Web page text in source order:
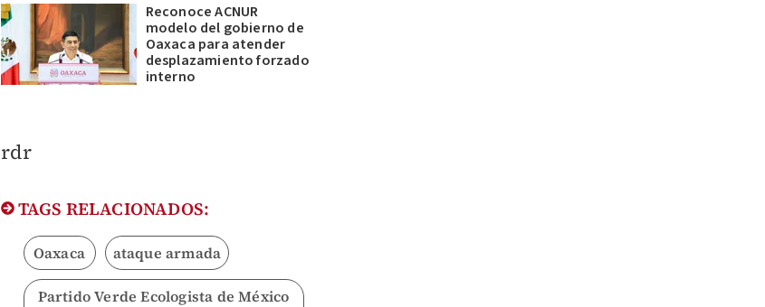
Reconoce ACNUR
modelo del gobierno de
Oaxaca para atender
desplazamiento forzado
interno
rdr
TAGS RELACIONADOS:
Oaxaca ataque armada
Partido Verde Ecologista de México